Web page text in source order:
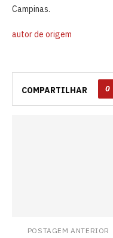
Campinas.
autor de origem
COMPARTILHAR 0
POSTAGEM ANTERIOR